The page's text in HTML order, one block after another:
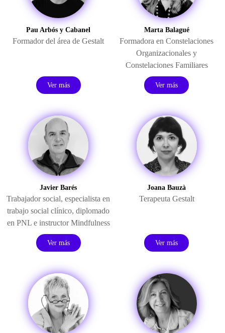
Pau Arbós y Cabanel
Formador del área de Gestalt
Ver más
Marta Balagué
Formadora en Constelaciones
Organizacionales y
Constelaciones Familiares
Ver más
Javier Barés
Trabajador social, especialista en
trabajo social clínico, diplomado
en PNL e instructor Mindfulness
Ver más
Joana Bauzà
Terapeuta Gestalt
Ver más